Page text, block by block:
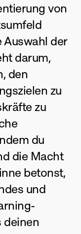
von
der
darum,
den
zu
zu
du
die Macht
betonst,
und
deinen